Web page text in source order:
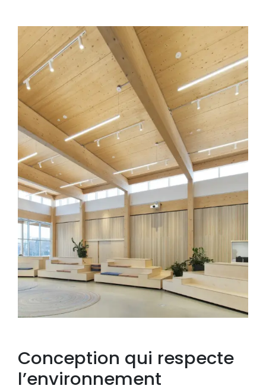
Conception qui respecte
l’environnement